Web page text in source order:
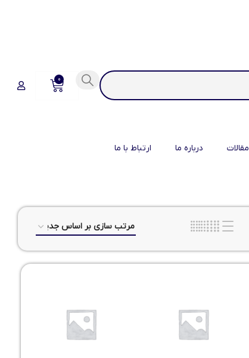
0
مقالات درباره ما ارتباط با ما